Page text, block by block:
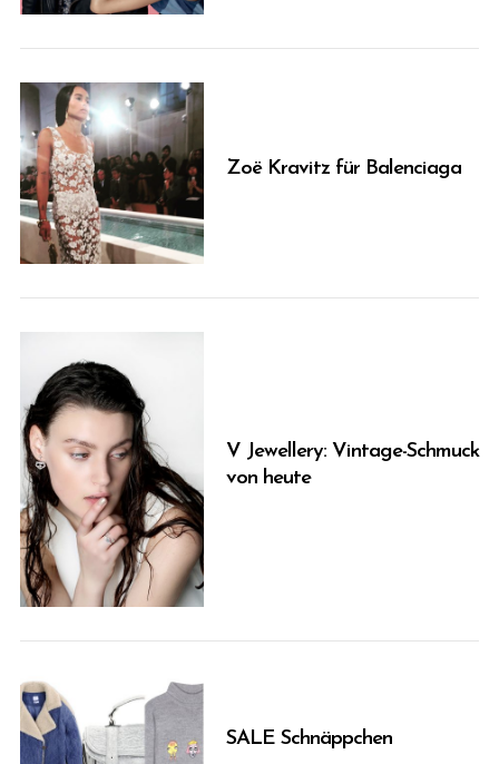
Zoë Kravitz für Balenciaga
V Jewellery: Vintage-Schmuck
von heute
SALE Schnäppchen
S
e
a
c
o
r